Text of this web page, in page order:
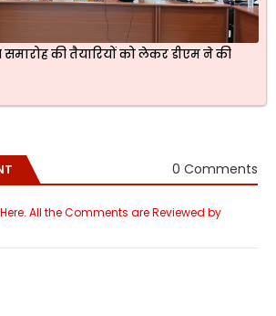
समारोह की तैयारियों को लेकर डीएम ने की
0 Comments
All the Comments are Reviewed by